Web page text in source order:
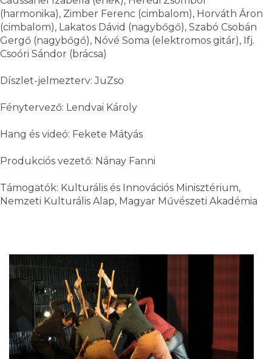
(harmonika), Zimber Ferenc (cimbalom), Horváth Áron
(cimbalom), Lakatos Dávid (nagybőgő), Szabó Csobán
Gergő (nagybőgő), Nóvé Soma (elektromos gitár), Ifj.
Csoóri Sándor (brácsa)
Díszlet-jelmezterv: JuZso
Fénytervező: Lendvai Károly
Hang és videó: Fekete Mátyás
Produkciós vezető: Nánay Fanni
Támogatók: Kulturális és Innovációs Minisztérium,
Nemzeti Kulturális Alap, Magyar Művészeti Akadémia